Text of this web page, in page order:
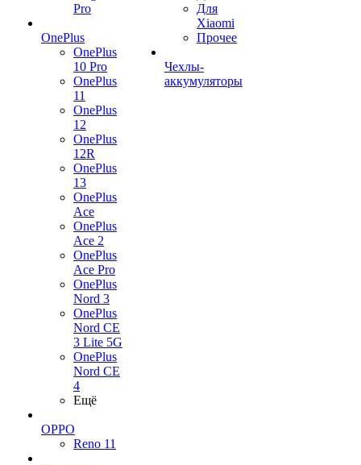
Pro
OnePlus
OnePlus
10 Pro
OnePlus
11
OnePlus
12
OnePlus
12R
OnePlus
13
OnePlus
Ace
OnePlus
Ace 2
OnePlus
Ace Pro
OnePlus
Nord 3
OnePlus
Nord CE
3 Lite 5G
OnePlus
Nord CE
4
Ещё
OPPO
Reno 11
Для
Xiaomi
Прочее
Чехлы-
аккумуляторы